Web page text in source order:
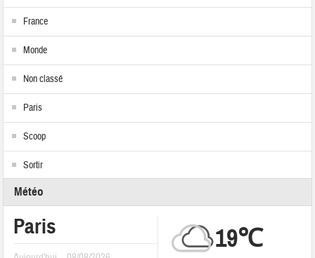
France
Monde
Non classé
Paris
Scoop
Sortir
Météo
Paris 19℃